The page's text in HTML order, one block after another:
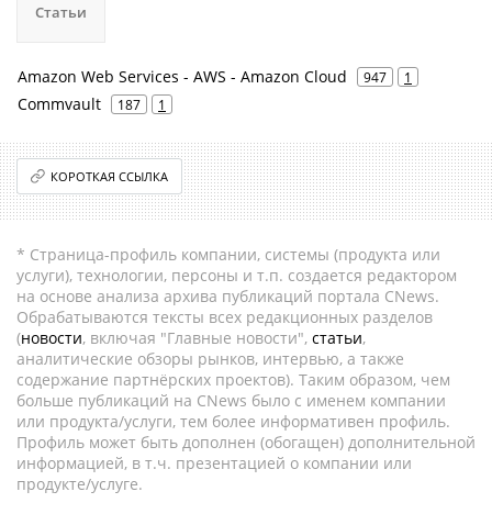
Статьи
Amazon Web Services - AWS - Amazon Cloud 947 1
Commvault 187 1
КОРОТКАЯ ССЫЛКА
* Страница-профиль компании, системы (продукта или
услуги), технологии, персоны и т.п. создается редактором
на основе анализа архива публикаций портала CNews.
Обрабатываются тексты всех редакционных разделов
(новости, включая "Главные новости", статьи,
аналитические обзоры рынков, интервью, а также
содержание партнёрских проектов). Таким образом, чем
больше публикаций на CNews было с именем компании
или продукта/услуги, тем более информативен профиль.
Профиль может быть дополнен (обогащен) дополнительной
информацией, в т.ч. презентацией о компании или
продукте/услуге.